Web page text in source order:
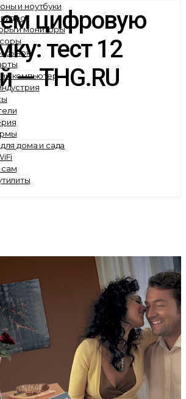
и ноутбуки
и мониторы
рынок
компьютер
дома и сада
цифровую
тест 12
— THG.RU